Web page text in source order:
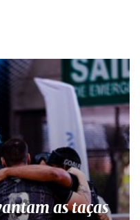
as taças